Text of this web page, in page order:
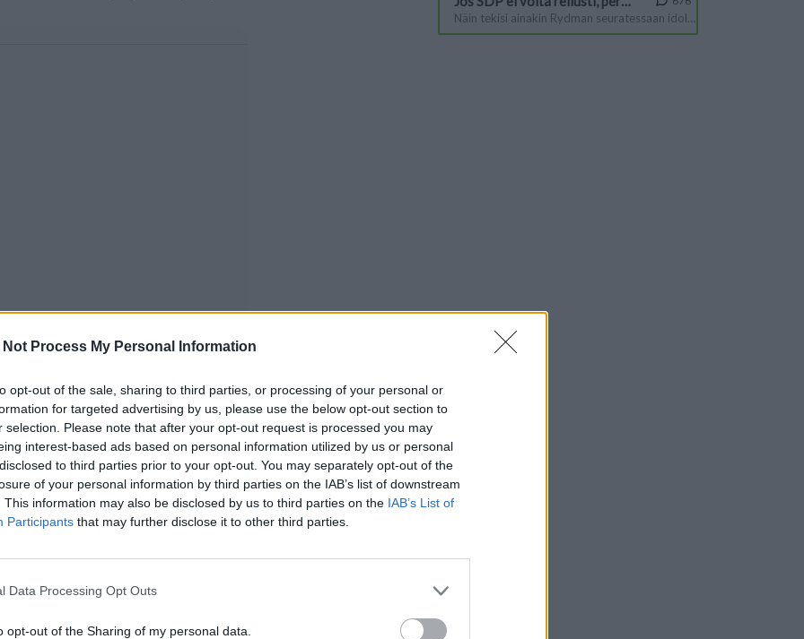
Not Process My Personal Information
opt-out of the sale, sharing to third parties, or processing of your personal or
for targeted advertising by us, please use the below opt-out section to
selection. Please note that after your opt-out request is processed you may
interest-based ads based on personal information utilized by us or personal
to third parties prior to your opt-out. You may separately opt-out of the
of your personal information by third parties on the IAB’s list of downstream
This information may also be disclosed by us to third parties on the IAB’s List of
Participants that may further disclose it to other third parties.
Data Processing Opt Outs
opt-out of the Sharing of my personal data.